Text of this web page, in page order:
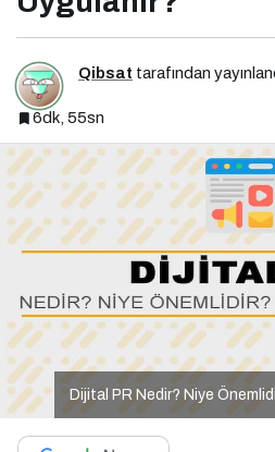
Qibsat tarafından
6dk, 55sn
Dijital PR Nedir? Niye